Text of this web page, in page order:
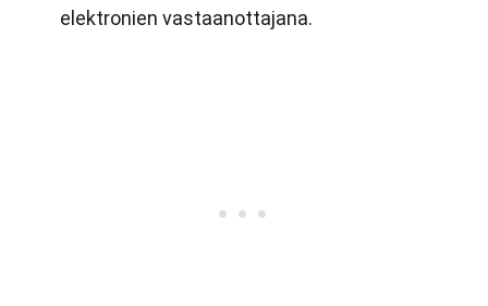
elektronien vastaanottajana.